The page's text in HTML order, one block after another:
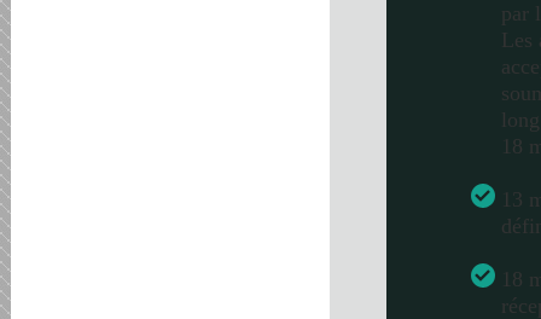
par
Les
18
13
18